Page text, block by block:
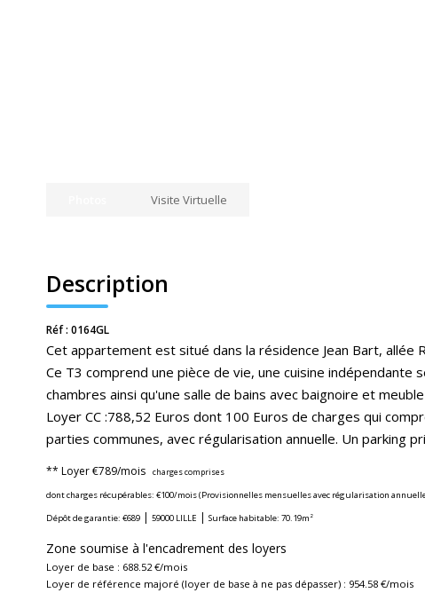
Visite Virtuelle
Description
Réf : 0164GL
Cet appartement est situé dans la résidence Jean Bart, allée
Ce T3 comprend une pièce de vie, une cuisine
chambres ainsi qu'une salle de bains avec baignoire et
Loyer CC :788,52 Euros dont 100 Euros de charges qui
parties communes, avec régularisation annuelle. Un parking
** Loyer €789/mois
charges comprises
dont charges récupérables: €100/mois (Provisionnelles mensuelles avec régularisation
Dépôt de garantie: €689 | 59000 LILLE | Surface habitable: 70.19m²
Zone soumise à l'encadrement des loyers
Loyer de base : 688.52 €/mois
Loyer de référence majoré (loyer de base à ne pas dépasser) : 954.58 €/mois